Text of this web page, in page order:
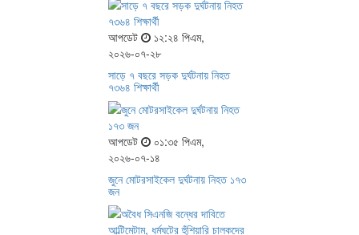
আপডেট
১২:২৪ পিএম,
২০২৬-০৭-২৮
সাড়ে ৭ বছরে সড়ক দুর্ঘটনায় নিহত
৭৩৬৪ শিক্ষার্থী
আপডেট
০১:৩৫ পিএম,
২০২৬-০৭-১৪
জুনে মোটরসাইকেল দুর্ঘটনায় নিহত ১৭৩
জন